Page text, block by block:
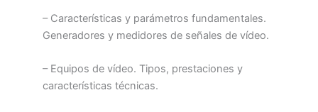
– Características y parámetros fundamentales.
Generadores y medidores de señales de vídeo.
– Equipos de vídeo. Tipos, prestaciones y
características técnicas.